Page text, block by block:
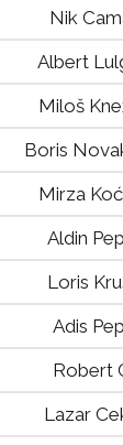
Nik
Albert
Miloš
Boris
Mirza
Aldin
Loris
Adis
Robert
Lazar